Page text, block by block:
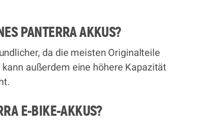
PANTERRA AKKUS?
da die meisten Originalteile
außerdem eine höhere Kapazität
E-BIKE-AKKUS?